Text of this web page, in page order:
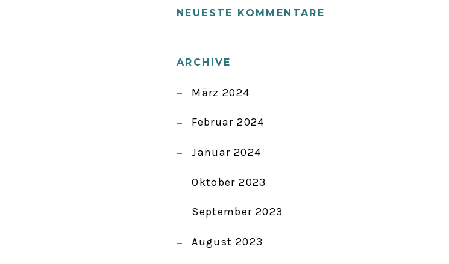
NEUESTE KOMMENTARE
ARCHIVE
März 2024
Februar 2024
Januar 2024
Oktober 2023
September 2023
August 2023